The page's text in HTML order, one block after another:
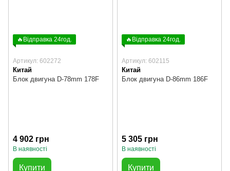
🔥Відправка 24год.
Артикул: 602272
Китай
Блок двигуна D-78mm 178F
4 902 грн
В наявності
Купити
🔥Відправка 24год.
Артикул: 602115
Китай
Блок двигуна D-86mm 186F
5 305 грн
В наявності
Купити